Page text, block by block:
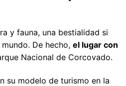
y fauna, una bestialidad si
De hecho, el lugar con
Nacional de Corcovado.
su modelo de turismo en la